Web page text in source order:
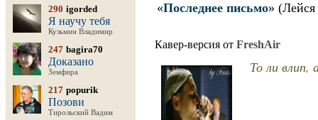
290 igorded
Я научу тебя
Кузьмин Владимир
247 bagira70
Доказано
Земфира
217 popurik
Позови
Тирольский Вадим
«Последнее письмо» (Лейся
Кавер-версия от FreshAir
То ли влип,